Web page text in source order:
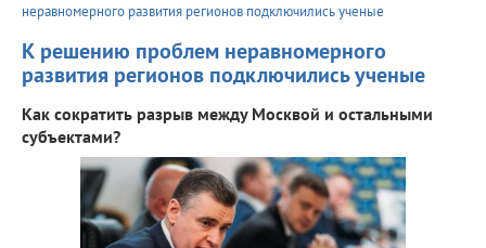
неравномерного развития регионов подключились ученые
К решению проблем неравномерного
развития регионов подключились ученые
Как сократить разрыв между Москвой и остальными
субъектами?